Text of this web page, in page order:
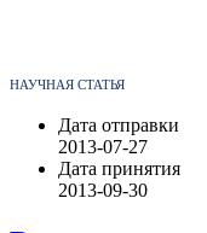
НАУЧНАЯ СТАТЬЯ
Дата отправки
2013-07-27
Дата принятия
2013-09-30